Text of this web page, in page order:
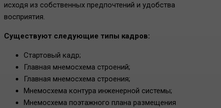
исходя из собственных предпочтений и удобства
восприятия.
Существуют следующие типы кадров:
Стартовый кадр;
Главная мнемосхема строений;
Главная мнемосхема строения;
Мнемосхема контура инженерной системы;
Мнемосхема поэтажного плана размещения